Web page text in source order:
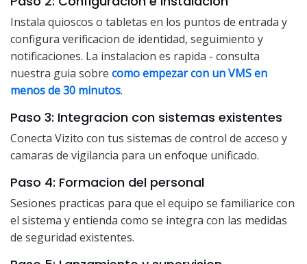
Instala quioscos o tabletas en los puntos de entrada y
configura verificacion de identidad, seguimiento y
notificaciones. La instalacion es rapida - consulta
nuestra guia sobre como empezar con un VMS en
menos de 30 minutos.
Paso 3: Integracion con sistemas existentes
Conecta Vizito con tus sistemas de control de acceso y
camaras de vigilancia para un enfoque unificado.
Paso 4: Formacion del personal
Sesiones practicas para que el equipo se familiarice con
el sistema y entienda como se integra con las medidas
de seguridad existentes.